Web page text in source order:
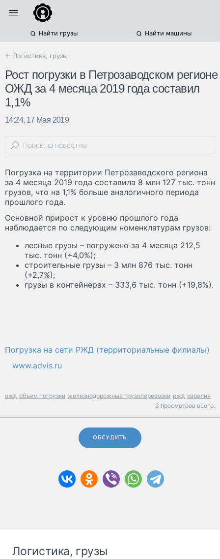
Найти грузы Найти машины
← Логистика, грузы
Рост погрузки в Петрозаводском регионе
ОЖД за 4 месяца 2019 года составил
1,1%
14:24, 17 Мая 2019
Погрузка на территории Петрозаводского региона
за 4 месяца 2019 года составила 8 млн 127 тыс. тонн
грузов, что на 1,1% больше аналогичного периода
прошлого года.
Основной прирост к уровню прошлого года
наблюдается по следующим номенклатурам грузов:
лесные грузы – погружено за 4 месяца 212,5
тыс. тонн (+4,0%);
строительные грузы – 3 млн 876 тыс. тонн
(+2,7%);
грузы в контейнерах – 333,6 тыс. тонн (+19,8%).
Погрузка на сети РЖД (территориальные филиалы)
www.advis.ru
ожд объем погрузки железнодорожные грузоперевозки ржд карелия
3 просмотров всего.
ОБСУДИТЬ
Логистика, грузы